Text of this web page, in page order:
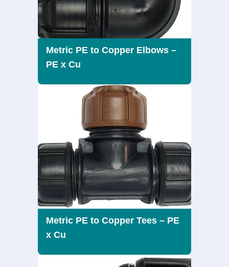
Metric PE to Copper Elbows –
PE x Cu
Metric PE to Copper Tees – PE
x Cu